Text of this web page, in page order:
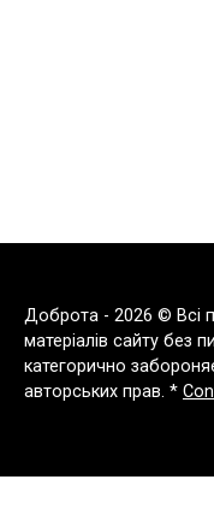
Доброта - 2026 © Всі
матеріалів сайту без
категорично
авторських прав. *